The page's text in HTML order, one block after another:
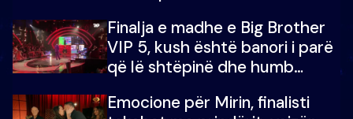
Finalja e madhe e Big Brother
VIP 5, kush është banori i parë
që lë shtëpinë dhe humb
çmimin e madh
Emocione për Mirin, finalisti